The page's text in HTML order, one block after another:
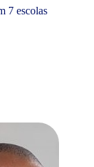
7 escolas